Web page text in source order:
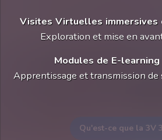
Visites Virtuelles immersives
Exploration et mise en
Modules de E-
Apprentissage et transmission
Qu'est-ce que la 3V